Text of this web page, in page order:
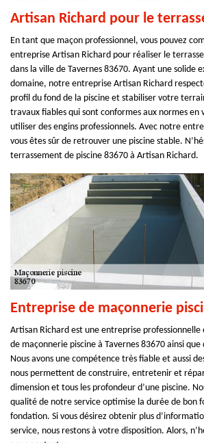
Artisan Richard pour le
En tant que maçon professionnel, vous pouvez
entreprise Artisan Richard pour réaliser le
dans la ville de Tavernes 83670. Ayant une solide
domaine, notre entreprise Artisan Richard
profil du fond de la piscine et stabiliser votre
travaux fiables qui sont conformes aux normes en
utiliser des engins professionnels. Avec notre
vous êtes sûr de retrouver une piscine stable.
terrassement de piscine 83670 à Artisan Richard.
Entreprise de maçonnerie
Artisan Richard est une entreprise
de maçonnerie piscine à Tavernes 83670 ainsi que
Nous avons une compétence très fiable et aussi
nous permettent de construire, entretenir et
dimension et tous les profondeur d’une piscine.
qualité de notre service optimise la durée de bon
fondation. Si vous désirez obtenir plus
service, nous restons à votre disposition. Alors,